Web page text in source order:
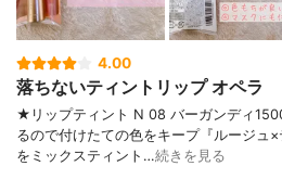
4.00
落ちないティントリップ オペラ
★リップティント N 08 バーガンディ
るので付けたての色をキープ『ルージュ
をミックスティント…続きを見る